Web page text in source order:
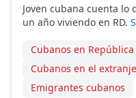
Joven cubana cuenta
un año viviendo en RD.
Cubanos en
Cubanos en el
Emigrantes cubanos